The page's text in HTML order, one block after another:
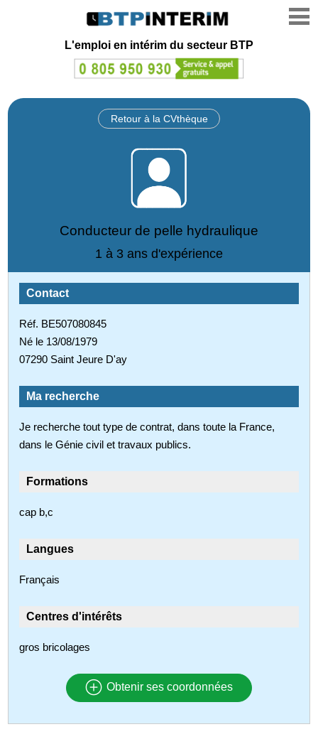
L'emploi en intérim du secteur BTP
Retour à la CVthèque
Conducteur de pelle hydraulique
1 à 3 ans d'expérience
Contact
Réf. BE507080845
Né le 13/08/1979
07290 Saint Jeure D'ay
Ma recherche
Je recherche tout type de contrat, dans toute la France,
dans le Génie civil et travaux publics.
Formations
cap b,c
Langues
Français
Centres d'intérêts
gros bricolages
Obtenir ses coordonnées